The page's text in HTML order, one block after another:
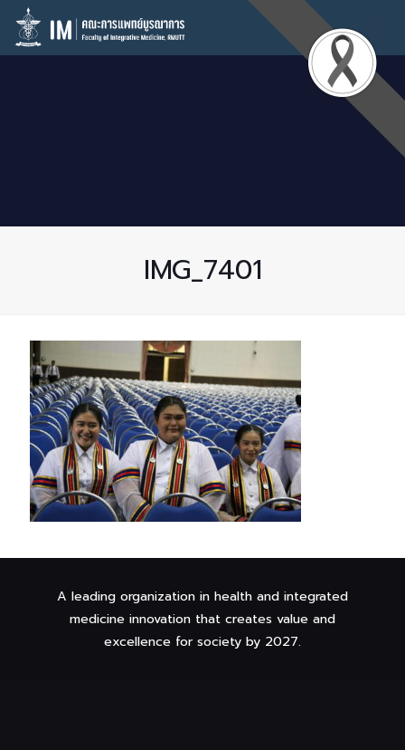
IMG_7401
A leading organization in health and integrated
medicine innovation that creates value and
excellence for society by 2027.